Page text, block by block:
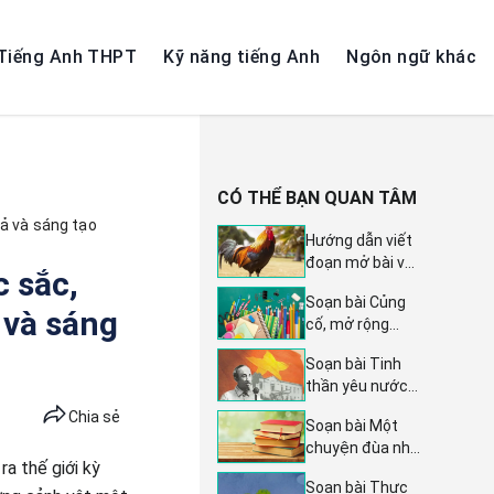
Anh THPT Kỹ năng tiếng Anh Ngôn ngữ khác
và sáng tạo
sắc,
sáng
Chia sẻ
thế giới kỳ
CÓ THỂ BẠN QUAN TÂM
Hướng dẫn viết
đoạn mở bài và
văn miêu tả con
vật - Tiếng Việt
tạo Tập 2 Bài 6
Soạn bài Củng
cố, mở rộng
nối tri thức 10:
Hướng dẫn chi
10, sách Kết nối
tri thức tập 2
Soạn bài Tinh
thần yêu nước
- Ngữ văn lớp 7
trang 37 sách
Soạn bài Một
chuyện đùa nho
Soạn bài Thực